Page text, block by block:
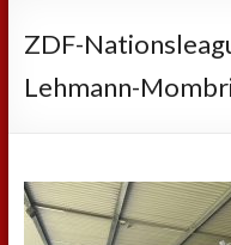
Sport
Business
ZDF-
Lehmann-